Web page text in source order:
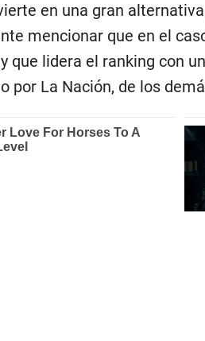
en una gran
mencionar que en el
que lidera el ranking con
por La Nación, de los